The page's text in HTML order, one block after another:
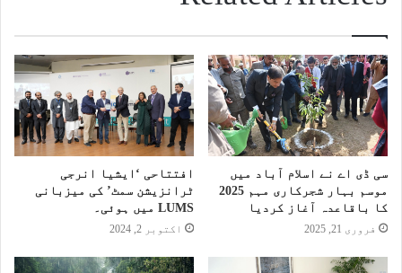
سی ڈی اے نے اسلام آباد میں
موسم بہار شجرکاری مہم 2025
کا باقاعدہ آغاز کردیا
فروری 21, 2025
افتتاحی ‘ایشیا انرجی
ٹرانزیشن سمٹ’ کی میزبانی
LUMS میں ہوئی۔
اکتوبر 2, 2024